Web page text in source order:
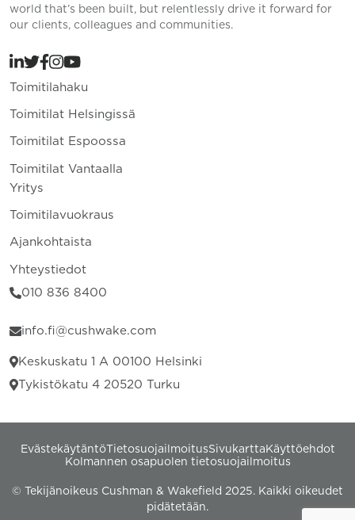
world that’s been built, but relentlessly drive it forward for
our clients, colleagues and communities.
Toimitilahaku
Toimitilat Helsingissä
Toimitilat Espoossa
Toimitilat Vantaalla
Yritys
Toimitilavuokraus
Ajankohtaista
Yhteystiedot
010 836 8400
info.fi@cushwake.com
Keskuskatu 1 A 00100 Helsinki
Tykistökatu 4 20520 Turku
EvästekäytäntöTietosuojailmoitusSivukartta Käyttöehdot
Kolmannen osapuolen tietosuojailmoitus
© Tekijänoikeus Cushman & Wakefield 2025. Kaikki oikeudet
pidätetään.